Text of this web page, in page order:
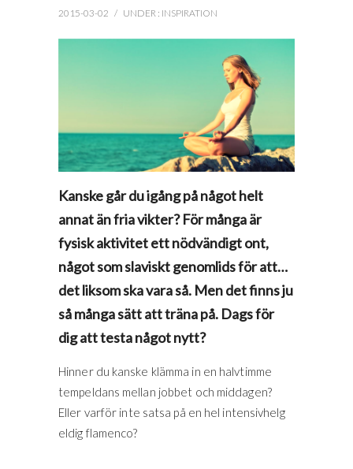
2015-03-02 / UNDER : INSPIRATION
Kanske går du igång på något helt
annat än fria vikter? För många är
fysisk aktivitet ett nödvändigt ont,
något som slaviskt genomlids för att…
det liksom ska vara så. Men det finns ju
så många sätt att träna på. Dags för
dig att testa något nytt?
Hinner du kanske klämma in en halvtimme
tempeldans mellan jobbet och middagen?
Eller varför inte satsa på en hel intensivhelg
eldig flamenco?